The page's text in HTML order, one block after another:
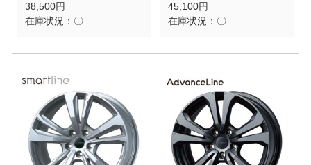
38,500円
在庫状況： 〇
45,100円
在庫状況： 〇